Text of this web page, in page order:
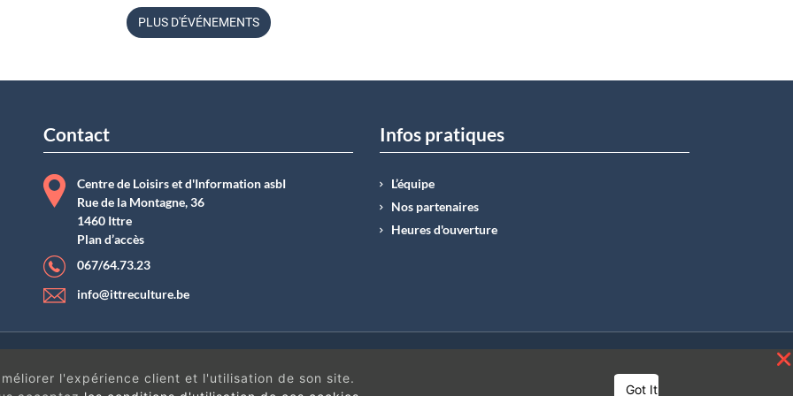
11 juin à 09
Belgique
PLUS D'ÉVÉNEMENTS
Contact
Centre de Loisirs et d'Information asbI
Rue de la Montagne, 36
1460 Ittre
Plan d’accès
067/64.73.23
info@ittreculture.be
Infos pratiques
L’équipe
Nos partenaires
Heures d'ouverture
légales | Conditions générales de vente | N°Entreprise : BE0414.742.009 |
l'expérience client et l'utilisation de son site.
Got It